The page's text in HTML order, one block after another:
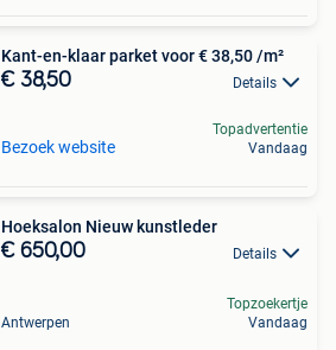
Kant-en-klaar parket voor € 38,50 /m²
€ 38,50 Details
Bezoek website
Topadvertentie
Vandaag
Hoeksalon Nieuw kunstleder
€ 650,00 Details
Antwerpen
Topzoekertje
Vandaag